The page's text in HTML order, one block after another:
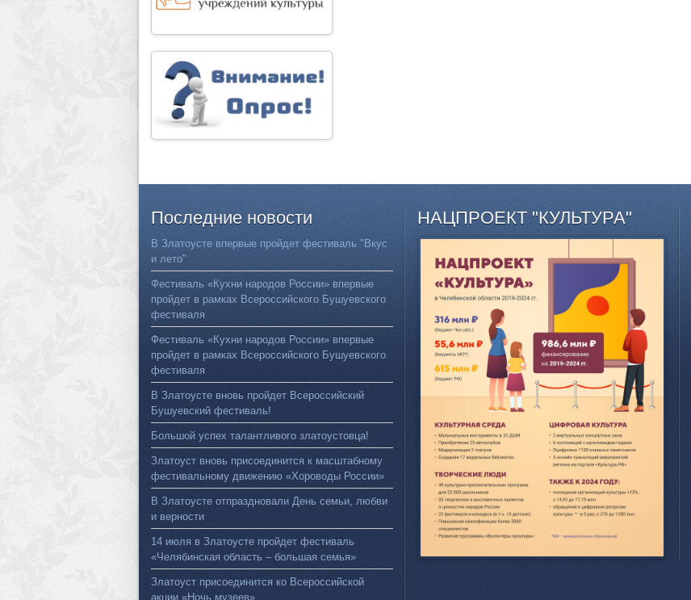
Последние новости
В Златоусте впервые пройдет фестиваль "Вкус
и лето"
Фестиваль «Кухни народов России» впервые
пройдет в рамках Всероссийского Бушуевского
фестиваля
Фестиваль «Кухни народов России» впервые
пройдет в рамках Всероссийского Бушуевского
фестиваля
В Златоусте вновь пройдет Всероссийский
Бушуевский фестиваль!
Большой успех талантливого златоустовца!
Златоуст вновь присоединится к масштабному
фестивальному движению «Хороводы России»
В Златоусте отпраздновали День семьи, любви
и верности
14 июля в Златоусте пройдет фестиваль
«Челябинская область – большая семья»
Златоуст присоединится ко Всероссийской
акции «Ночь музеев»
НАЦПРОЕКТ "КУЛЬТУРА"